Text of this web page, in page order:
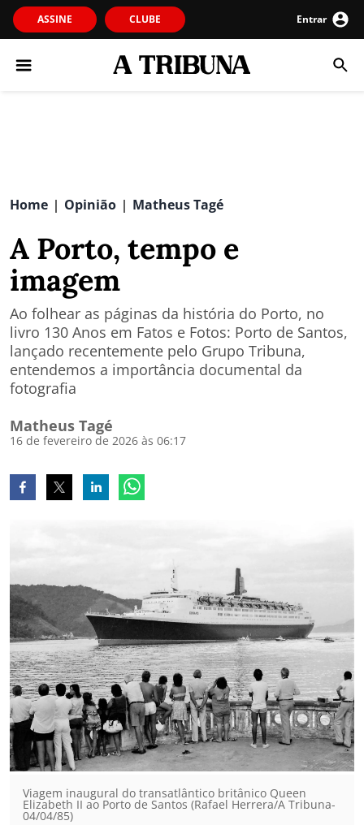
ASSINE CLUBE Entrar
Home | Opinião | Matheus Tagé
A Porto, tempo e
imagem
Ao folhear as páginas da história do Porto, no
livro 130 Anos em Fatos e Fotos: Porto de Santos,
lançado recentemente pelo Grupo Tribuna,
entendemos a importância documental da
fotografia
Matheus Tagé
16 de fevereiro de 2026 às 06:17
Viagem inaugural do transatlântico britânico Queen
Elizabeth II ao Porto de Santos (Rafael Herrera/A Tribuna-
04/04/85)